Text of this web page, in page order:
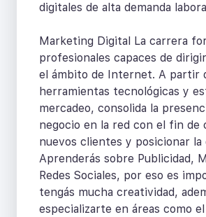
digitales de alta demanda
Marketing Digital La carrera
profesionales capaces de
el ámbito de Internet. A partir
herramientas tecnológicas y
mercadeo, consolida la
negocio en la red con el fin de
nuevos clientes y posicionar la
Aprenderás sobre Publicidad,
Redes Sociales, por eso es
tengás mucha creatividad,
especializarte en áreas como el